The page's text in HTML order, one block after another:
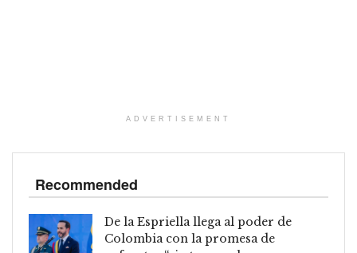
ADVERTISEMENT
Recommended
De la Espriella llega al poder de
Colombia con la promesa de